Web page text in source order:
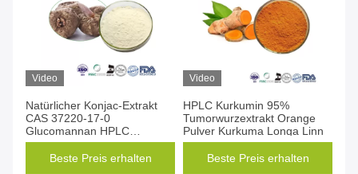
Video
Natürlicher Konjac-Extrakt
CAS 37220-17-0
Glucomannan HPLC
Anorphophallus Konjac K
KochBeste Preis erhalten
Video
HPLC Kurkumin 95%
Tumorwurzextrakt Orange
Pulver Kurkuma Longa Linn
Beste Preis erhalten